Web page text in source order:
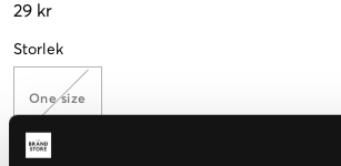
29 kr
Storlek
One size